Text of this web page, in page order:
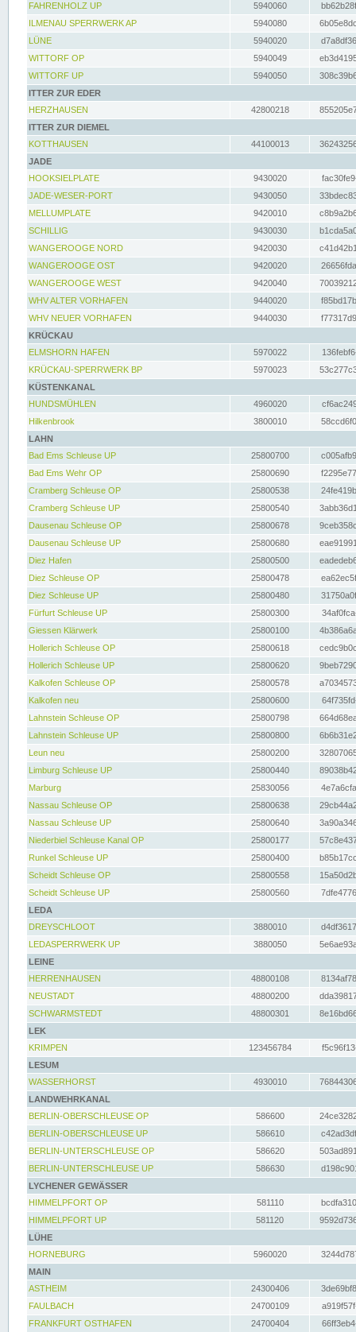
FAHRENHOLZ UP
5940060
ILMENAU SPERRWERK AP
5940080
LÜNE
5940020
WITTORF OP
5940049
WITTORF UP
5940050
ITTER ZUR EDER
HERZHAUSEN
42800218
ITTER ZUR DIEMEL
KOTTHAUSEN
44100013
JADE
HOOKSIELPLATE
9430020
JADE-WESER-PORT
9430050
MELLUMPLATE
9420010
SCHILLIG
9430030
WANGEROOGE NORD
9420030
WANGEROOGE OST
9420020
WANGEROOGE WEST
9420040
WHV ALTER VORHAFEN
9440020
WHV NEUER VORHAFEN
9440030
KRÜCKAU
ELMSHORN HAFEN
5970022
KRÜCKAU-SPERRWERK BP
5970023
KÜSTENKANAL
HUNDSMÜHLEN
4960020
Hilkenbrook
3800010
LAHN
Bad Ems Schleuse UP
25800700
Bad Ems Wehr OP
25800690
Cramberg Schleuse OP
25800538
Cramberg Schleuse UP
25800540
Dausenau Schleuse OP
25800678
Dausenau Schleuse UP
25800680
Diez Hafen
25800500
Diez Schleuse OP
25800478
Diez Schleuse UP
25800480
Fürfurt Schleuse UP
25800300
Giessen Klärwerk
25800100
Hollerich Schleuse OP
25800618
Hollerich Schleuse UP
25800620
Kalkofen Schleuse OP
25800578
Kalkofen neu
25800600
Lahnstein Schleuse OP
25800798
Lahnstein Schleuse UP
25800800
Leun neu
25800200
Limburg Schleuse UP
25800440
Marburg
25830056
Nassau Schleuse OP
25800638
Nassau Schleuse UP
25800640
Niederbiel Schleuse Kanal OP
25800177
Runkel Schleuse UP
25800400
Scheidt Schleuse OP
25800558
Scheidt Schleuse UP
25800560
LEDA
DREYSCHLOOT
3880010
LEDASPERRWERK UP
3880050
LEINE
HERRENHAUSEN
48800108
NEUSTADT
48800200
SCHWARMSTEDT
48800301
LEK
KRIMPEN
123456784
LESUM
WASSERHORST
4930010
LANDWEHRKANAL
BERLIN-OBERSCHLEUSE OP
586600
BERLIN-OBERSCHLEUSE UP
586610
BERLIN-UNTERSCHLEUSE OP
586620
BERLIN-UNTERSCHLEUSE UP
586630
LYCHENER GEWÄSSER
HIMMELPFORT OP
581110
HIMMELPFORT UP
581120
LÜHE
HORNEBURG
5960020
MAIN
ASTHEIM
24300406
FAULBACH
24700109
FRANKFURT OSTHAFEN
24700404